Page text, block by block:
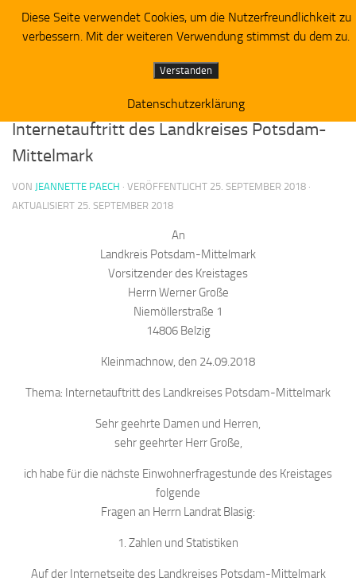
Zum Inhalt springen
Piratenpartei RV Westbrandenburg
Anfrage an den Kreistag -Thema:
Internetauftritt des Landkreises Potsdam-
Mittelmark
VON JEANNETTE PAECH · VERÖFFENTLICHT 25. SEPTEMBER 2018 ·
AKTUALISIERT 25. SEPTEMBER 2018
An
Landkreis Potsdam-Mittelmark
Vorsitzender des Kreistages
Herrn Werner Große
Niemöllerstraße 1
14806 Belzig
Kleinmachnow, den 24.09.2018
Thema: Internetauftritt des Landkreises Potsdam-Mittelmark
Sehr geehrte Damen und Herren,
sehr geehrter Herr Große,
ich habe für die nächste Einwohnerfragestunde des Kreistages
folgende
Fragen an Herrn Landrat Blasig:
1. Zahlen und Statistiken
Auf der Internetseite des Landkreises Potsdam-Mittelmark
Diese Seite verwendet Cookies, um die Nutzerfreundlichkeit zu
verbessern. Mit der weiteren Verwendung stimmst du dem zu.
Verstanden
Datenschutzerklärung